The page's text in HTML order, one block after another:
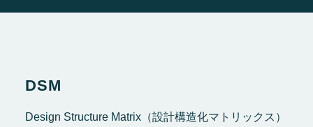
DSM
Design Structure Matrix（設計構造化マトリックス）